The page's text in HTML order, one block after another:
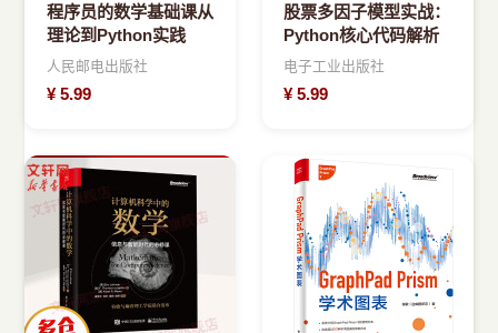
程序员的数学基础课从
理论到Python实践
人民邮电出版社
¥ 5.99
股票多因子模型实战：
Python核心代码解析
电子工业出版社
¥ 5.99